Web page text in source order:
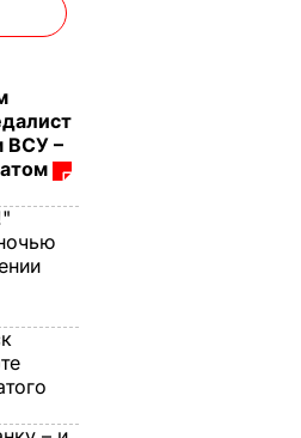
ВСУ –